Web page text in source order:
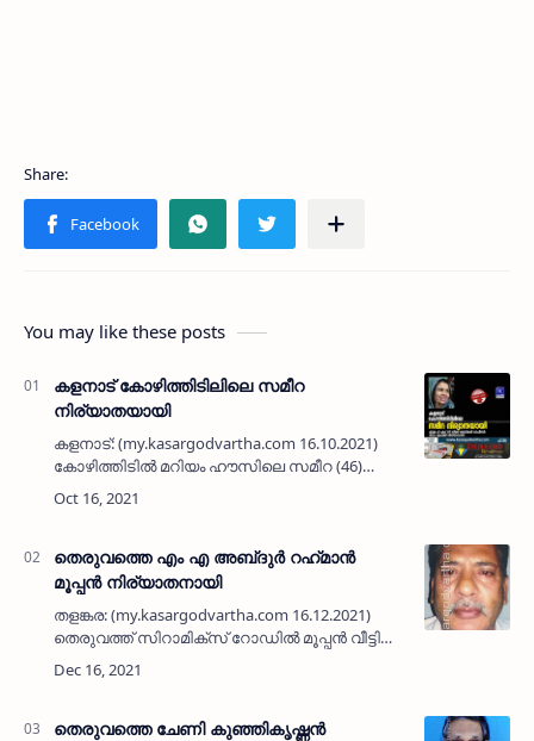
You may like these posts
കളനാട് കോഴിത്തിടിലിലെ ‍സമീറ
നിര്യാതയായി
കളനാട്: (my.kasargodvartha.com 16.10.2021)
കോഴിത്തിടില്‍ ‍മറിയം ഹൗസിലെ സമീറ (46)
നിര്യാതയായി. ഉദുമ പി എച് സി യിലെ
മെ‍ഡികല്‍ ഓഫീസര്‍ ‍ഡോ. മുഹമ്മദ്
തെരുവത്തെ എം എ അബ്‌ദുർ റഹ്‌മാൻ
മൂപ്പൻ നിര്യാതനായി
തളങ്കര: (my.kasargodvartha.com 16.12.2021)
തെരുവത്ത് സിറാമിക്സ് റോഡിൽ മൂപ്പൻ വീട്ടിലെ
എം എ അബ്ദുർ റഹ്‌മാൻ മൂപ്പൻ (72)
നിര്യാതനായി. …
തെരുവത്തെ ചേണി കുഞ്ഞികൃഷ്ണൻ